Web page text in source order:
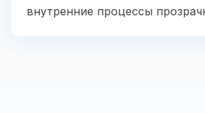
внутренние процессы